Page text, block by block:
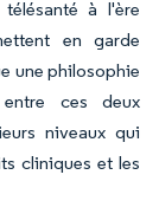
à l'ère
en garde
une philosophie
ces deux
niveaux qui
cliniques et les